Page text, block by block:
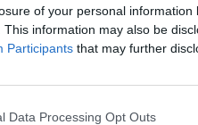
of your personal information
This information may also be
Participants that may further
Data Processing Opt Outs
κρατούσαν ερμητικά
τηςΚαλάβριας ,
ενός ακήρυχτου πολέμου
θα καταλάβει τα ακίνητα